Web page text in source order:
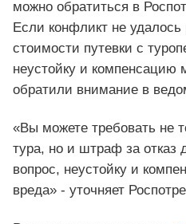
можно обратиться в
Если конфликт не
стоимости путевки с
неустойку и компенсацию
обратили внимание в
«Вы можете требовать не
тура, но и штраф за отказ
вопрос, неустойку и
вреда» - уточняет